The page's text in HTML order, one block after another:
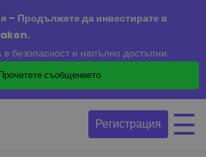
Продължете да инвестирате в
безопасност и напълно достъпни.
съобщението
Регистрация